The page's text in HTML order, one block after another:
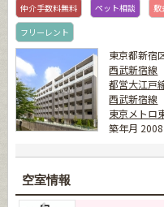
仲介手数料無料 ペット相談 敷
フリーレント
東京都新宿
西武新宿線
都営大江戸
西武新宿線
東京メトロ
築年月
空室情報